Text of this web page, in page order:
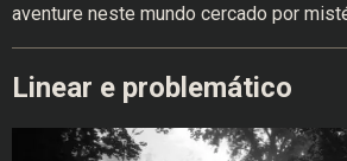
aventure neste mundo cercado por
Linear e problemático